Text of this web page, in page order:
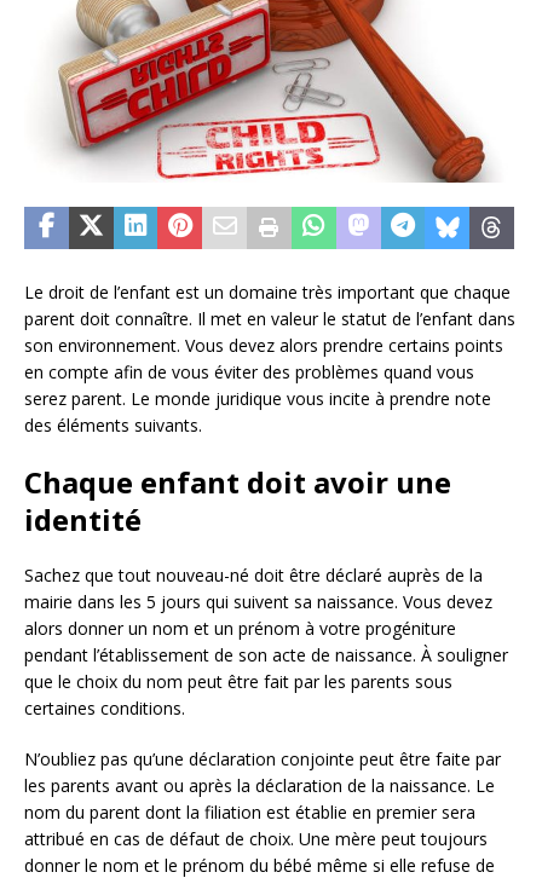
Le droit de l’enfant est un domaine très important que chaque
parent doit connaître. Il met en valeur le statut de l’enfant dans
son environnement. Vous devez alors prendre certains points
en compte afin de vous éviter des problèmes quand vous
serez parent. Le monde juridique vous incite à prendre note
des éléments suivants.
Chaque enfant doit avoir une
identité
Sachez que tout nouveau-né doit être déclaré auprès de la
mairie dans les 5 jours qui suivent sa naissance. Vous devez
alors donner un nom et un prénom à votre progéniture
pendant l’établissement de son acte de naissance. À souligner
que le choix du nom peut être fait par les parents sous
certaines conditions.
N’oubliez pas qu’une déclaration conjointe peut être faite par
les parents avant ou après la déclaration de la naissance. Le
nom du parent dont la filiation est établie en premier sera
attribué en cas de défaut de choix. Une mère peut toujours
donner le nom et le prénom du bébé même si elle refuse de